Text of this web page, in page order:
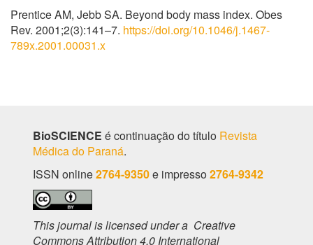
Prentice AM, Jebb SA. Beyond body mass index. Obes
Rev. 2001;2(3):141–7. https://doi.org/10.1046/j.1467-
789x.2001.00031.x
BioSCIENCE é continuação do título Revista
Médica do Paraná.
ISSN online2764-9350e impresso 2764-9342
This journal is licensed under a Creative
Commons Attribution 4.0 International